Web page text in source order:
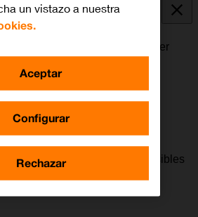
iMessages
recibir iMessages, puede haber
problema.
tu problema
a través de una serie de posibles
un vistazo a nuestra
Configurar
Rechazar
Aceptar